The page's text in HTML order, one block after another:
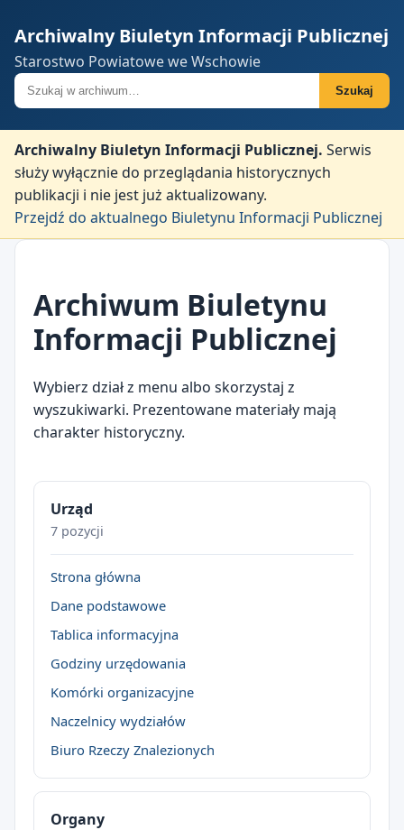
Archiwalny Biuletyn Informacji Publicznej
Starostwo Powiatowe we Wschowie
Szukaj w archiwum
Szukaj
Archiwalny Biuletyn Informacji Publicznej. Serwis
służy wyłącznie do przeglądania historycznych
publikacji i nie jest już aktualizowany.
Przejdź do aktualnego Biuletynu Informacji Publicznej
Archiwum Biuletynu
Informacji Publicznej
Wybierz dział z menu albo skorzystaj z
wyszukiwarki. Prezentowane materiały mają
charakter historyczny.
Urząd
7 pozycji
Strona główna
Dane podstawowe
Tablica informacyjna
Godziny urzędowania
Komórki organizacyjne
Naczelnicy wydziałów
Biuro Rzeczy Znalezionych
Organy